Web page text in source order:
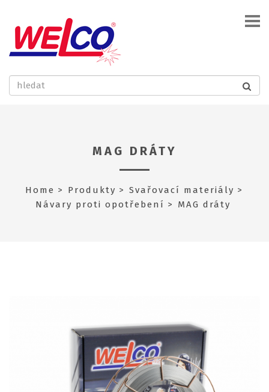
MAG DRÁTY
Home Produkty
Svařovací materiály
Návary proti opotřebení
MAG dráty